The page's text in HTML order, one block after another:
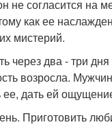
не согласится на
как ее
мистерий.
через два - три
возросла.
дать ей
Приготовить